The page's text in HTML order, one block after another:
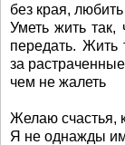
без края,
Уметь жить
передать. Жить
за
чем не жалеть
Желаю счастья,
Я не однажды